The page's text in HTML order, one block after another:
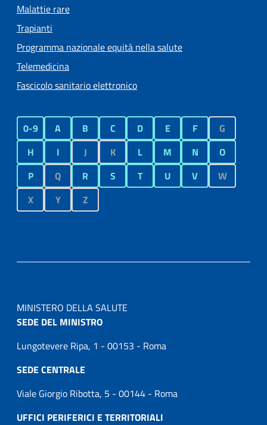
Malattie rare
Trapianti
Programma nazionale equità nella salute
Telemedicina
Fascicolo sanitario elettronico
0-9 A B C D E F
G
H
I J K L M N
O
P
Q R S T U V
W
X
Y Z
MINISTERO DELLA SALUTE
SEDE DEL MINISTRO
Lungotevere Ripa, 1 - 00153 - Roma
SEDE CENTRALE
Viale Giorgio Ribotta, 5 - 00144 - Roma
UFFICI PERIFERICI E TERRITORIALI